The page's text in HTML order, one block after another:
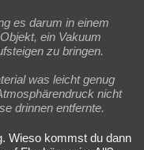
es darum in einem
ein Vakuum
zu bringen.
was leicht genug
nicht
drinnen entfernte.
Wieso kommst du dann